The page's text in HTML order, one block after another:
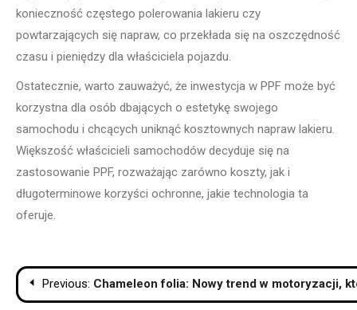
konieczność częstego polerowania lakieru czy
powtarzających się napraw, co przekłada się na oszczędność
czasu i pieniędzy dla właściciela pojazdu.
Ostatecznie, warto zauważyć, że inwestycja w PPF może być
korzystna dla osób dbających o estetykę swojego
samochodu i chcących uniknąć kosztownych napraw lakieru.
Większość właścicieli samochodów decyduje się na
zastosowanie PPF, rozważając zarówno koszty, jak i
długoterminowe korzyści ochronne, jakie technologia ta
oferuje.
Nawigacja
Previous: Chameleon folia: Nowy trend w motoryzacji,